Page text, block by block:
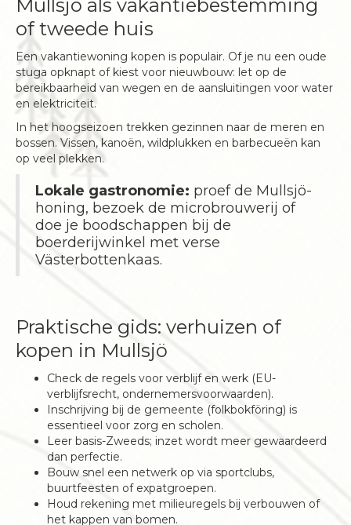
Mullsjö als vakantiebestemming
of tweede huis
Een vakantiewoning kopen is populair. Of je nu een oude
stuga opknapt of kiest voor nieuwbouw: let op de
bereikbaarheid van wegen en de aansluitingen voor water
en elektriciteit.
In het hoogseizoen trekken gezinnen naar de meren en
bossen. Vissen, kanoën, wildplukken en barbecueën kan
op veel plekken.
Lokale gastronomie: proef de Mullsjö-
honing, bezoek de microbrouwerij of
doe je boodschappen bij de
boerderijwinkel met verse
Västerbottenkaas.
Praktische gids: verhuizen of
kopen in Mullsjö
Check de regels voor verblijf en werk (EU-
verblijfsrecht, ondernemersvoorwaarden).
Inschrijving bij de gemeente (folkbokföring) is
essentieel voor zorg en scholen.
Leer basis-Zweeds; inzet wordt meer gewaardeerd
dan perfectie.
Bouw snel een netwerk op via sportclubs,
buurtfeesten of expatgroepen.
Houd rekening met milieuregels bij verbouwen of
het kappen van bomen.